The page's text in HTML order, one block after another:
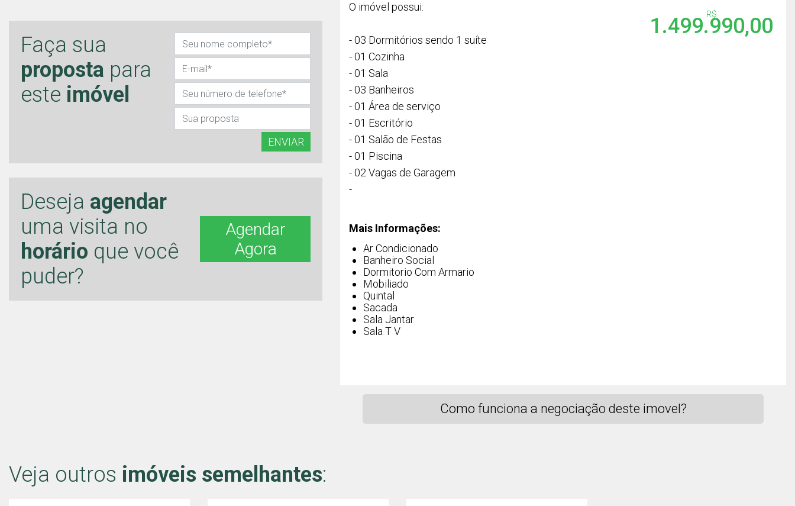
Faça sua
proposta para
este imóvel
ENVIAR
Deseja agendar
uma visita no
horário que você
puder?
Agendar
Agora
O imóvel possui:
- 03 Dormitórios sendo 1 suíte
- 01 Cozinha
- 01 Sala
- 03 Banheiros
- 01 Área de serviço
- 01 Escritório
- 01 Salão de Festas
- 01 Piscina
- 02 Vagas de Garagem
-
Mais Informações:
Ar Condicionado
Banheiro Social
Dormitorio Com Armario
Mobiliado
Quintal
Sacada
Sala Jantar
Sala T V
R$
1.499.990,00
Como funciona a negociação deste imovel?
Veja outros imóveis semelhantes: